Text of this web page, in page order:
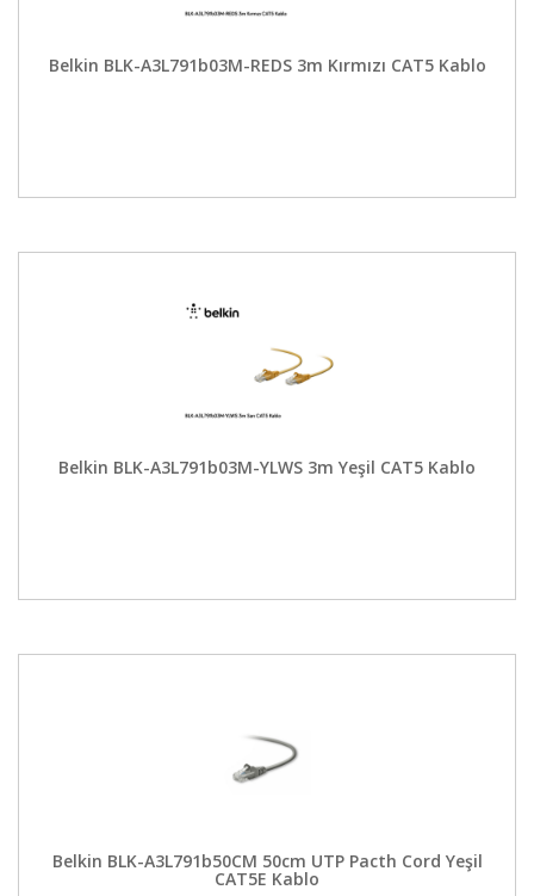
Belkin BLK-A3L791b03M-REDS 3m Kırmızı CAT5 Kablo
Belkin BLK-A3L791b03M-YLWS 3m Yeşil CAT5 Kablo
Belkin BLK-A3L791b50CM 50cm UTP Pacth Cord Yeşil
CAT5E Kablo